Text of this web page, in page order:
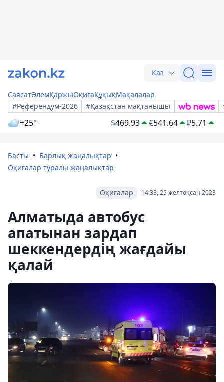
Қаз
СаясатӘлемҚаржыОқиғаҚұқықМақалалар
#Референдум-2026
#Қазақстан мақтанышы
+25° $469.93 €541.64 ₽5.71
Басты
Барлық жаңалықтар
Оқиғалар туралы жаңалықтар
14:33, 25 желтоқсан 2023
Оқиғалар
Алматыда автобус
апатынан зардап
шеккендердің жағдайы
қалай